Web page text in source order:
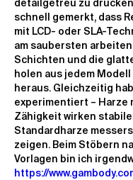
detailgetreu zu
schnell gemerkt, dass
mit LCD- oder SLA-
am saubersten
Schichten und die
holen aus jedem Modell
heraus. Gleichzeitig
experimentiert – Harze
Zähigkeit wirken
Standardharze
zeigen. Beim Stöbern
https://